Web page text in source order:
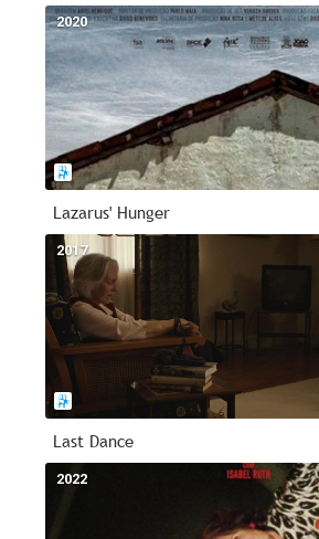
2020
Lazarus' Hunger
2017
Last Dance
2022